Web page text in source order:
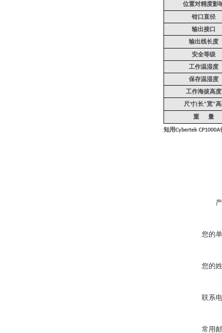
位置对精度影
钳口直径
输出接口
输出线长度
安全等级
工作温湿度
保存温湿度
工作海拔高度
尺寸(长*宽*高
重
量
知用Cybertek CP1000A
您的
您的
联系
常用